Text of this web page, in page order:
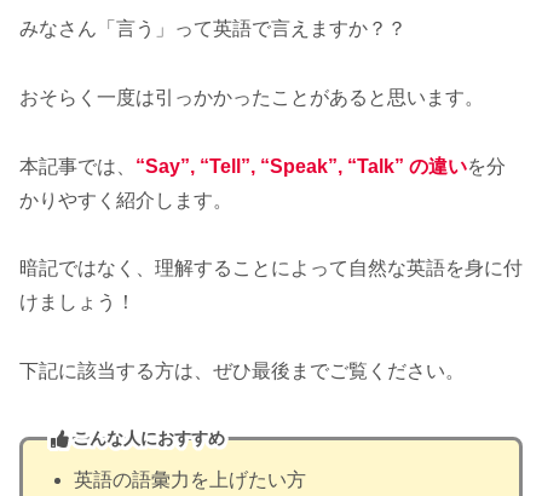
みなさん「言う」って英語で言えますか？？
おそらく一度は引っかかったことがあると思います。
本記事では、 “Say”, “Tell”, “Speak”, “Talk” の違いを分
かりやすく紹介します。
暗記ではなく、理解することによって自然な英語を身に付
けましょう！
下記に該当する方は、ぜひ最後までご覧ください。
こんな人におすすめ
英語の語彙力を上げたい方